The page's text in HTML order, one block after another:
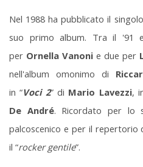
Nel 1988 ha pubblicato il
suo primo album. Tra il
per Ornella Vanoni e due per
nell'album omonimo di
in “Voci 2” di Mario Lavezzi,
De André. Ricordato per lo
palcoscenico e per il repertorio
il “rocker gentile”.